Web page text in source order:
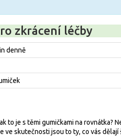
zkrácení léčby
denně
to je s těmi gumičkami na rovnátka?
ve skutečnosti jsou to ty, co vás